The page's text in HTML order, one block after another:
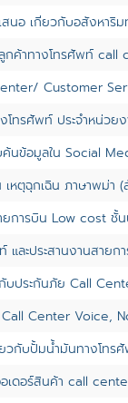
สนอ เกี่ยวกับอสังหา
ลูกค้าทางโทรศัพท์
Customer
โทรศัพท์ ประจำหน่ว
นข้อมูลใน Social
เหตุฉุกเฉิน ภาษาพม่า
ยการบิน Low cost ชั้
และประสานงานสา
บประกันภัย Call
Call Center Voice,
ยวกับปั้มน้ำมันทางโท
อเดอร์สินค้า call